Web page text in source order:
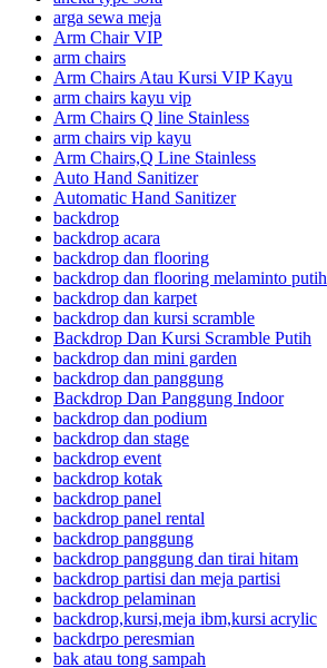
arga sewa meja
Arm Chair VIP
arm chairs
Arm Chairs Atau Kursi VIP Kayu
arm chairs kayu vip
Arm Chairs Q line Stainless
arm chairs vip kayu
Arm Chairs,Q Line Stainless
Auto Hand Sanitizer
Automatic Hand Sanitizer
backdrop
backdrop acara
backdrop dan flooring
backdrop dan flooring melaminto putih
backdrop dan karpet
backdrop dan kursi scramble
Backdrop Dan Kursi Scramble Putih
backdrop dan mini garden
backdrop dan panggung
Backdrop Dan Panggung Indoor
backdrop dan podium
backdrop dan stage
backdrop event
backdrop kotak
backdrop panel
backdrop panel rental
backdrop panggung
backdrop panggung dan tirai hitam
backdrop partisi dan meja partisi
backdrop pelaminan
backdrop,kursi,meja ibm,kursi acrylic
backdrpo peresmian
bak atau tong sampah